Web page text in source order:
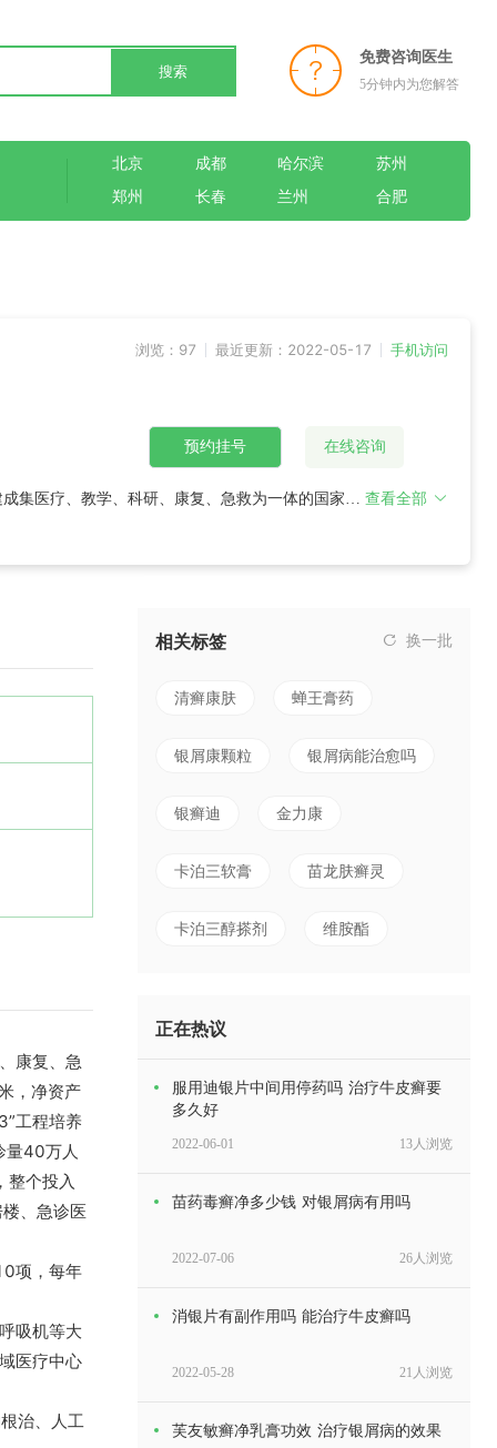
搜索
免费咨询医生
5分钟内为您解答
北京
郑州
成都
长春
哈尔滨
兰州
苏州
合肥
浏览：97 最近更新：2022-05-17 手机访问
集医疗、教学、科研、康复、急救为一体的国家三 查看全部
预约挂号 在线咨询
康复、急
，净资产
工程培养
量40万人
整个投入
、急诊医
项，每年
吸机等大
医疗中心
治、人工
相关标签 换一批
清癣康肤 蝉王膏药
银屑康颗粒 银屑病能治愈吗
银癣迪 金力康
卡泊三软膏 苗龙肤癣灵
卡泊三醇搽剂 维胺酯
正在热议
服用迪银片中间用停药吗 治疗牛皮癣要
多久好
2022-06-01 13人浏览
苗药毒癣净多少钱 对银屑病有用吗
2022-07-06 26人浏览
消银片有副作用吗 能治疗牛皮癣吗
2022-05-28 21人浏览
芙友敏癣净乳膏功效 治疗银屑病的效果